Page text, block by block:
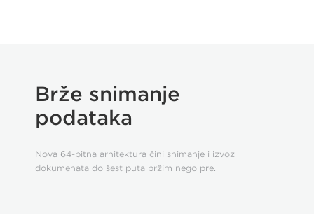
Brže snimanje
podataka
Nova 64-bitna arhitektura čini snimanje i izvoz
dokumenata do šest puta bržim nego pre.